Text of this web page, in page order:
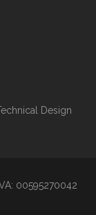
Design
00595270042